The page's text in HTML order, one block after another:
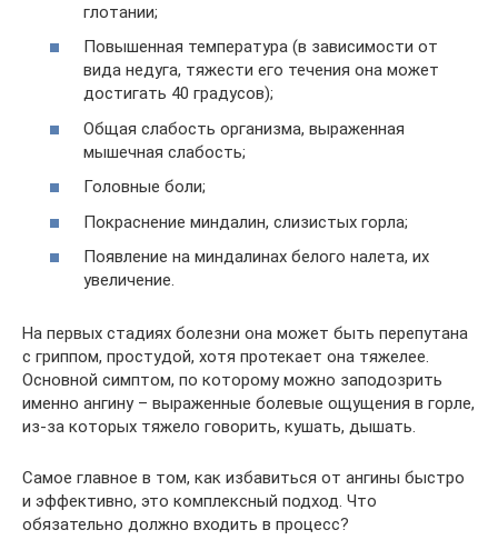
глотании;
Повышенная температура (в зависимости от
вида недуга, тяжести его течения она может
достигать 40 градусов);
Общая слабость организма, выраженная
мышечная слабость;
Головные боли;
Покраснение миндалин, слизистых горла;
Появление на миндалинах белого налета, их
увеличение.
На первых стадиях болезни она может быть перепутана
с гриппом, простудой, хотя протекает она тяжелее.
Основной симптом, по которому можно заподозрить
именно ангину – выраженные болевые ощущения в горле,
из-за которых тяжело говорить, кушать, дышать.
Самое главное в том, как избавиться от ангины быстро
и эффективно, это комплексный подход. Что
обязательно должно входить в процесс?